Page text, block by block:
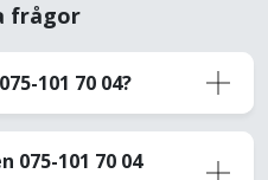
frågor
101 70 04?
075-101 70 04